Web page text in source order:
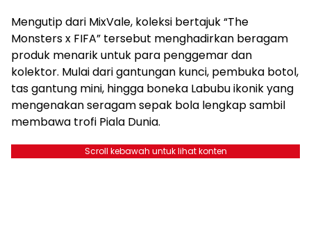
Mengutip dari MixVale, koleksi bertajuk “The
Monsters x FIFA” tersebut menghadirkan beragam
produk menarik untuk para penggemar dan
kolektor. Mulai dari gantungan kunci, pembuka botol,
tas gantung mini, hingga boneka Labubu ikonik yang
mengenakan seragam sepak bola lengkap sambil
membawa trofi Piala Dunia.
Scroll kebawah untuk lihat konten